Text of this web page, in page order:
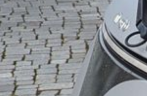
Galerie
Anfahrt / Parken
Kontakt